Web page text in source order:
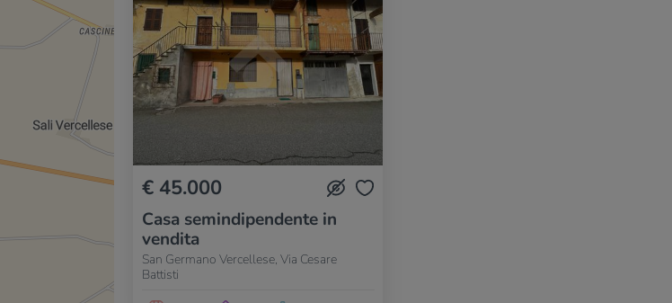
€ 45.000
Casa semindipendente in
vendita
San Germano Vercellese, Via Cesare
Battisti